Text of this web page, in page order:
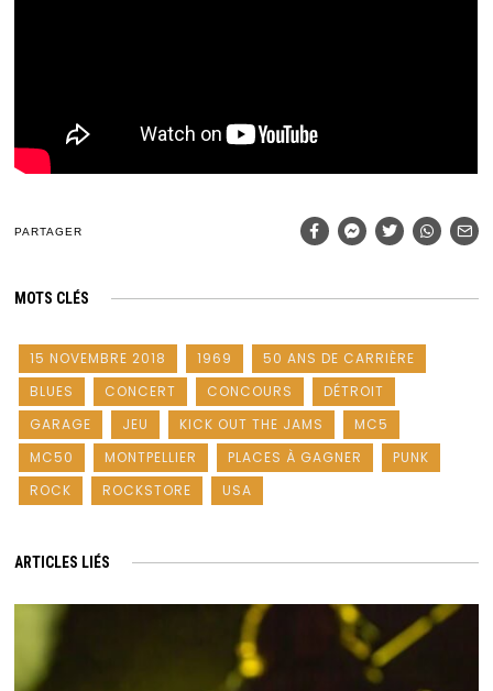
PARTAGER
MOTS CLÉS
15 NOVEMBRE 2018 1969
50 ANS DE CARRIÈRE
BLUES
CONCERT CONCOURS
DÉTROIT
GARAGE
JEU KICK OUT THE JAMS
MC5
MC50
MONTPELLIER PLACES À GAGNER
PUNK
ROCK
ROCKSTORE USA
ARTICLES LIÉS